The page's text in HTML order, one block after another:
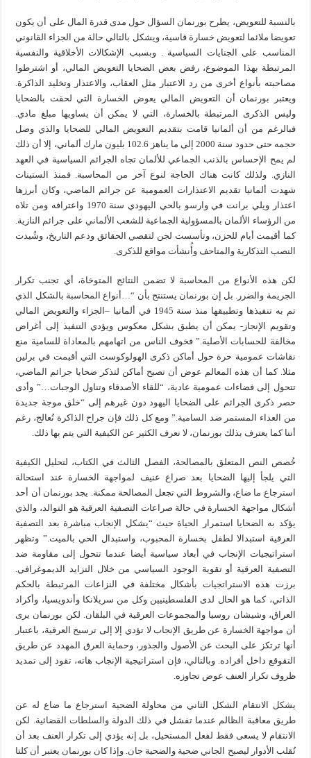
بالنسبة للتعويض، يطرح بورنمان السؤال حول مدى قدرة المال على أن يكون
تعويضا ملائما لتعويض خسارة قاسية، ويشكل بالتالي حالة من الجزاء القانوني
المناسب على الجنايات السياسية . وبسبب الإشكالات الأخلاقية والنفسية
المرتبطة بهذا الموضوع، رفض بعض الضحايا التعويض المالي، أو اشترطوا
مصاحبته بأنواع أخرى من رد الاعتبار مثل العقاب، والاعتذار وتخليد الذاكرة.
ويعتبر بورنمان أن التعويض المالي يعوض الخسارة التي لحقت بالضحايا
وليس الذكرى المرتبطة بالخسارة، التي لا يمكن أن يساويها مبلغ مادي.
فبالرغم من أن ألمانيا قامت بتقديم التعويض المالي للضحايا والذي وصل
حجمه حتى حدود سنة 2000 إلى ما يناهز 102.6 بليون مارك ألماني، إلا أن ذلك
لم يمح الإحساس بالذنب الجماعي للألمان تجاه الجرائم السياسية في العهد
النازي. ولذلك كانت هناك الحاجة لنوع آخر من المحاسبة. فمنذ الستينات
شهدت ألمانيا تقديم الاعتذارات العمومية عن جرائم الماضي، وكان أبرزها
اعتذار ويلي برانت في وارسو بالحي اليهودي سنة 1970 واعترافه ومن تلاه
من الرؤساء الألمان بالمسؤولية الجماعية للشعب الألماني على جرائم النازية.
كما أقيمت أيام للحزن، وتأسست لجن لتقصي الحقائق ودعم التاريخ، وشُيدت
النصب التذكارية والمتاحف وأُنشأت مواقع للذكرى.
لكن هذه الأنواع من المحاسبة لا تضمن النتائج المتوخاة، أي تجنب تكرار
الجريمة والضرر. بل إن بورنمان يستنتج بأن “…أنواع المحاسبة بالشكل الذي
تم به تنفيذها وتطبيقها منذ سنة 1945 في ألمانيا –الجزاء والتعويض المالي
وتقويم الإنجاز- يمكن أن يطبق بشكل معكوس ويؤدي التنفيذ إلى أغراض
مخالفة للحسابات الأصلية.” فخوف الناس من اتهامهم بالمعاداة للسامية منع
نقاشات عمومية حرة حول أماكن ذكرى الهولوكوست التي أقيمت في برلين
مثلا. كما أن هذه المعالم عوض أن تصبح أماكن لتذكر ضحايا جرائم الماضي،
تتحول إلى فضاءات عمومية عادية، “للقاء الأصدقاء وتناول الوجبات…” وأدى
حصر ذكرى الجرائم على الضحايا اليهود دون غيرهم إلى “خلق موجة جديدة
من العداء المستمر ضد السامية.” ومع كل ذلك فإن جراح الذاكرة تُعالج، رغم
أننا كما يعترف بذلك بورنمان، لا نعرف الكثير عن الكيفية التي يتم بها ذلك.
خُصص النص المتعلق بالمصالحة، الفصل الثالث في الكتاب، لتحليل الكيفية
التي يلجأ إليها الضحايا بعد صراع عنيف لمواجهة الخسارة عند استحالة
استرجاع ما ضاع، والشروط التي تجعل المصالحة ممكنة. يجد بورنمان أن أحد
أشكال مواجهة الخسارة في حالة صراعات التصفية العرقية هو التوالد، والذي
يؤكد به الضحايا استمرار الحياة حيث “يشكل الإنجاب مباشرة بعد التصفية
العرقية استبدالا لطفل بخسارة المحبوب، واستبدال الحي بالميت.” وتظهر
استراتيجيات الإنجاب في أبعاد سياسية أيضا عندما تتحول إلى مقاومة ضد
التصفية العرقية أو تقوية الوجود السياسي من خلال التزايد الديموغرافي.
برزت هذه الاستراتجيات بأشكال مختلفة في النزاعات المرتبطة بالحكم
الذاتي، كما هو الحال لدى الفلسطينيين وكل من سريلانكا وأندويسيا، وأكراد
العراق، وشيشان روسيا والمجموعات العرقية في البلقان. لكن بورنمان يرى
أن مواجهة الخسارة عن طريق الإنجاب لا تؤدي إلا إلى ترسيخ العرقية، باعتبار
أنها ترتكز على البحث عن الأصول والجذور، وحماية العرق المهدد عن طريق
التقوقع داخل أفراده. وبالتالي، فإن استراتيجية الإنجاب هاته، تقود إلى تمديد
ظروف تكرار العنف عوض تجاوزه.
يشكل الانتقام الشكل الثاني من محاولة الضحية استرجاع ما ضاع له عن
طريق معاقبة الظالم عندما تفشل في ذلك الدولة والسلطات القضائية. لكن
الانتقام لا يسعى فقط لفعل المستحيل، بل إنه يؤدي إلى تكرار العنف بعد أن
تُقلب الأدوار ليصبح الجاني ضحية والضحية جان. وإذا كان بورنمان يعتبر أن كلتا